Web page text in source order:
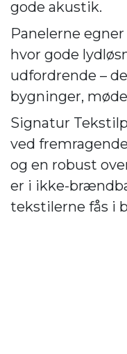
gode akustik.
Panelerne
hvor gode
udfordrende –
bygninger,
Signatur
ved
og en robust
er i ikke-
tekstilerne fås i